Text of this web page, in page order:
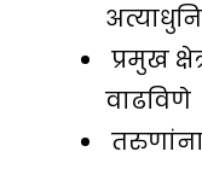
प्रमुख
वाढविणे